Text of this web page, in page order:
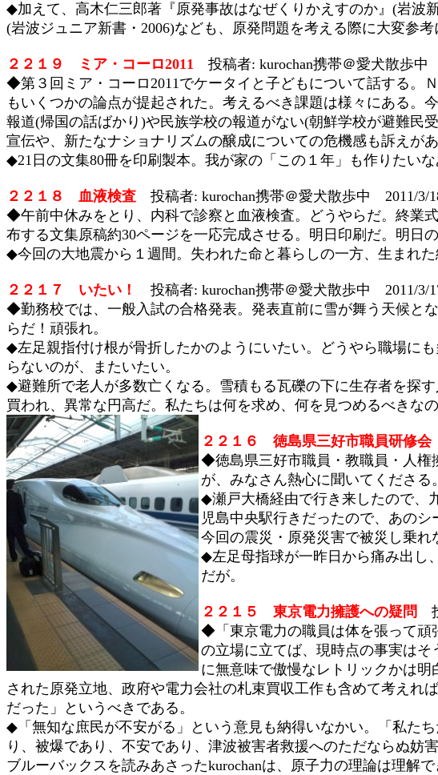
◆加えて、高木仁三郎著『原発事故はなぜくりかえすのか』(岩波
(岩波ジュニア新書・2006)なども、原発問題を考える際に大変参考
２２１９ ミア・コーロ2011 投稿者: kurochan携帯＠愛犬散歩中
◆第３回ミア・コーロ2011でケータイと子どもについて話する。
もいくつかの論点が提起された。考えるべき課題は様々にある。
報道(帰国の話ばかり)や民族学校の報道がない(朝鮮学校が避難民
宣伝や、新たなナショナリズムの醸成についての危機感も訴えがあ
◆21日の文集80冊を印刷製本。我が家の「この１年」も作りたいな
２２１８ 血液検査 投稿者: kurochan携帯＠愛犬散歩中 2011/3/
◆午前中休みをとり、内科で診察と血液検査。どうやらだ。終業
布する文集原稿約30ページを一応完成させる。明日印刷だ。明日
◆今回の大地震から１週間。失われた命と暮らしの一方、生まれた
２２１７ いたい！ 投稿者: kurochan携帯＠愛犬散歩中 2011/3/
◆勤務校では、一般入試の合格発表。発表直前に雪が舞う天候と
らだ！頑張れ。
◆左足親指付け根が骨折したかのようにいたい。どうやら職場に
らないのが、またいたい。
◆避難所で老人が多数亡くなる。雪積もる瓦礫の下に生存者を探
買われ、異常な円高だ。私たちは何を求め、何を見つめるべきな
２２１６ 徳島県三好市職員研修会
◆徳島県三好市職員・教職員・人権
が、みなさん熱心に聞いてくださる
◆瀬戸大橋経由で行き来したので、
児島中央駅行きだったので、あの
今回の震災・原発災害で被災し乗れ
◆左足母指球が一昨日から痛み出し
だが。
２２１５ 東京電力擁護への疑問
◆「東京電力の職員は体を張って頑
の立場に立てば、現時点の事実は
に無意味で傲慢なレトリックかは
された原発立地、政府や電力会社の札束買収工作も含めて考え
だった」というべきである。
◆「無知な庶民が不安がる」という意見も納得いなかい。「私た
り、被爆であり、不安であり、津波被害者救援へのただならぬ
ブルーバックスを読みあさったkurochanは、原子力の理論は理解